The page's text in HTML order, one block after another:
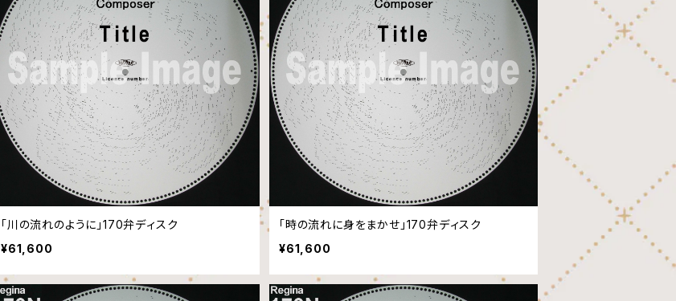
「川の流れのように」170弁ディスク
¥61,600
「時の流れに身をまかせ」170弁ディスク
¥61,600